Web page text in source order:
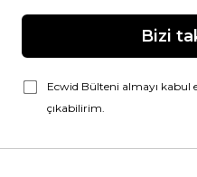
Bizi
Ecwid Bülteni almayı kabul
çıkabilirim.